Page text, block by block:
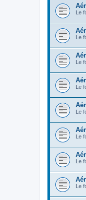
Le
Le
Le
Le
Le
Le
Le
Le